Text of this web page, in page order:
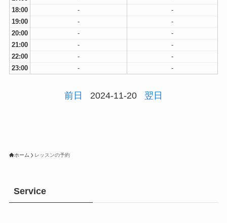
18:00
-
-
19:00
-
-
20:00
-
-
21:00
-
-
22:00
-
-
23:00
- -
前日 2024-11-20 翌日
ホーム レッスンの予約
Service